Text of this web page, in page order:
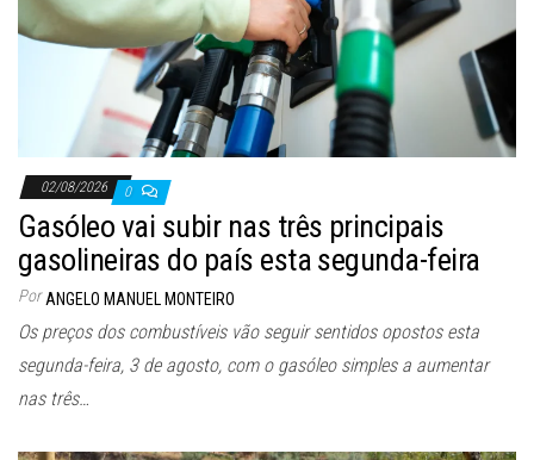
02/08/2026 0
Gasóleo vai subir nas três principais
gasolineiras do país esta segunda-feira
Por ANGELO MANUEL MONTEIRO
Os preços dos combustíveis vão seguir sentidos opostos esta
segunda-feira, 3 de agosto, com o gasóleo simples a aumentar
nas três…